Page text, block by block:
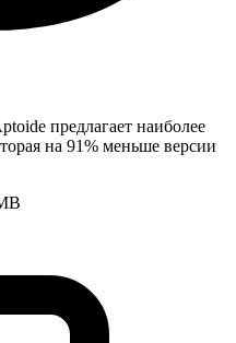
предлагает наиболее
на 91% меньше версии